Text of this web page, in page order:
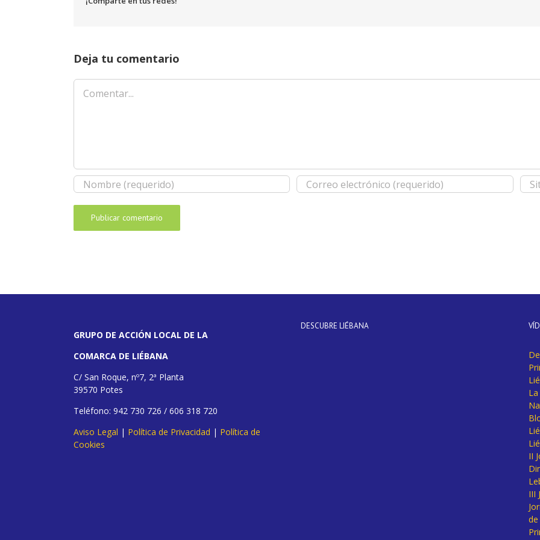
Deja tu comentario
Comentar
GRUPO DE ACCIÓN LOCAL DE LA
COMARCA DE LIÉBANA
C/ San Roque, nº7, 2ª Planta
39570 Potes
Teléfono: 942 730 726 / 606 318 720
Aviso Legal | Política de Privacidad | Política de
Cookies
DESCUBRE LIÉBANA
II
III